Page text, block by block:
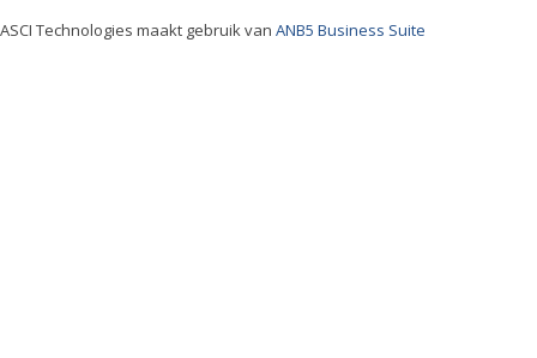
ASCI Technologies maakt gebruik van ANB5 Business Suite